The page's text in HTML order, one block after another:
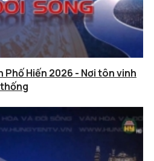
Phố Hiến 2026 - Nơi tôn vinh